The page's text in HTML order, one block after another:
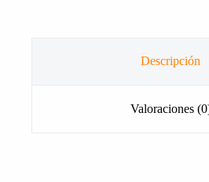
Descripción
Valoraciones